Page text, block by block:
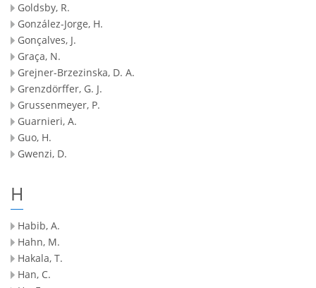
Goldsby, R.
González-Jorge, H.
Gonçalves, J.
Graça, N.
Grejner-Brzezinska, D. A.
Grenzdörffer, G. J.
Grussenmeyer, P.
Guarnieri, A.
Guo, H.
Gwenzi, D.
H
Habib, A.
Hahn, M.
Hakala, T.
Han, C.